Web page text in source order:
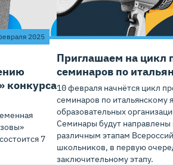
2025
конкурса
7
Приглашаем на цикл
семинаров по
10 февраля начнётся цикл
семинаров по итальянскому
образовательных
Семинары будут направлены
различным этапам
школьников, в первую
заключительному этапу.